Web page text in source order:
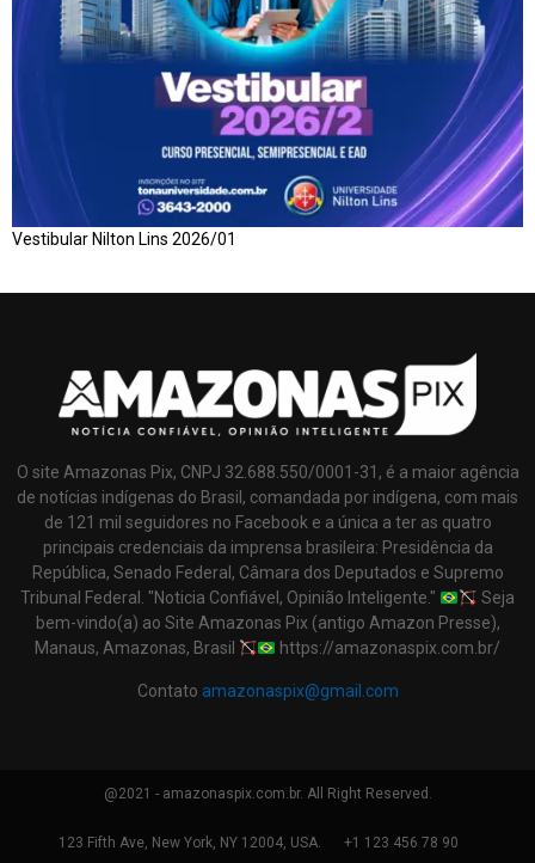
Vestibular Nilton Lins 2026/01
O site Amazonas Pix, CNPJ 32.688.550/0001-31, é a maior agência
de notícias indígenas do Brasil, comandada por indígena, com mais
de 121 mil seguidores no Facebook e a única a ter as quatro
principais credenciais da imprensa brasileira: Presidência da
República, Senado Federal, Câmara dos Deputados e Supremo
Tribunal Federal. "Noticia Confiável, Opinião Inteligente."
Seja
bem-vindo(a) ao Site Amazonas Pix (antigo Amazon Presse),
Manaus, Amazonas, Brasil
https://amazonaspix.com.br/
Contato amazonaspix@gmail.com
@2021 - amazonaspix.com.br. All Right Reserved.
123 Fifth Ave, New York, NY 12004, USA. +1 123 456 78 90